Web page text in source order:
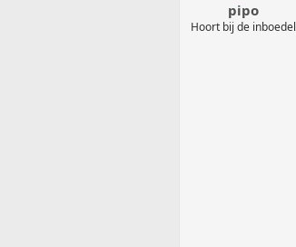
r
pipo
Hoort bij de inboedel